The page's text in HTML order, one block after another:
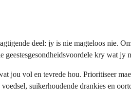
deel: jy is nie magteloos nie.
kry wat jy
jou vol en tevrede hou. Prioritiseer
suikerhoudende drankies en